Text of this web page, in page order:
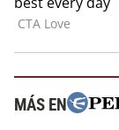
MÁS EN